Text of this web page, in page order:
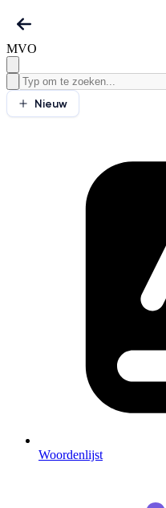
MVO
Nieuw
Woordenlijst